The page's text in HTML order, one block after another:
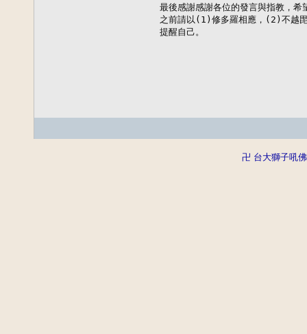
最後感謝感謝各位的發言與指教，希
之前請以(1)修多羅相應，(2)不越
提醒自己。
卍 台大獅子吼